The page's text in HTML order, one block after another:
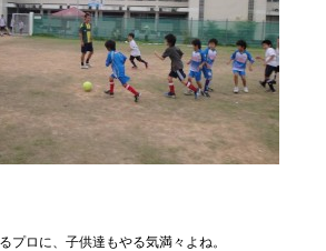
プロに、子供達もやる気満々よね。